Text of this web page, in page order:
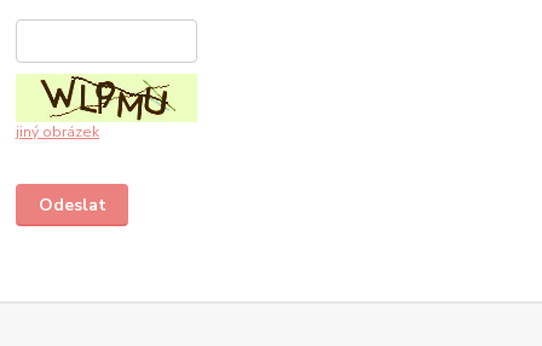
jiný obrázek